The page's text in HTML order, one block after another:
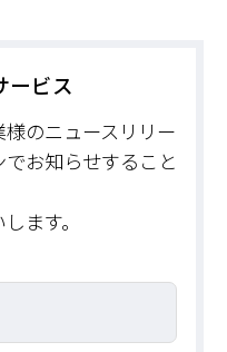
ービス
のニュースリリー
お知らせすること
ます。